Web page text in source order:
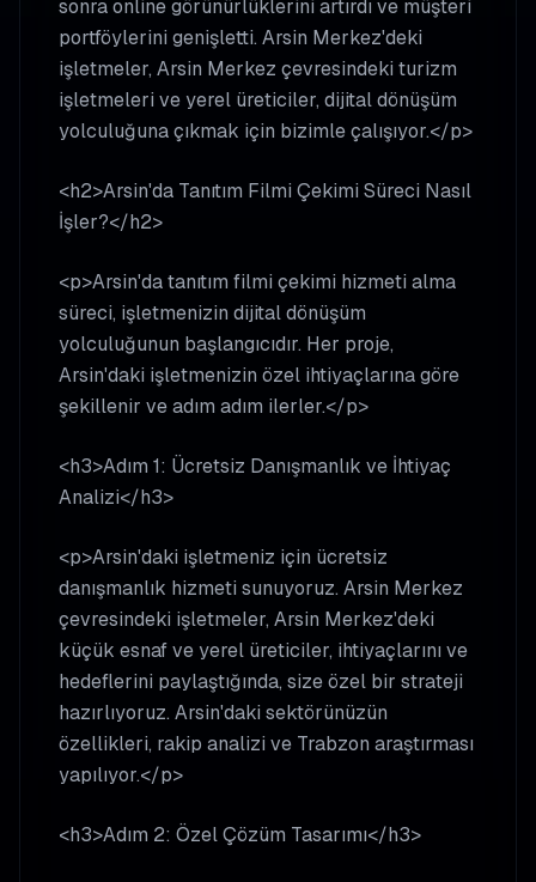
sonra online görünürlüklerini artırdı ve müşteri
portföylerini genişletti. Arsin Merkez'deki
işletmeler, Arsin Merkez çevresindeki turizm
işletmeleri ve yerel üreticiler, dijital dönüşüm
yolculuğuna çıkmak için bizimle çalışıyor.</p>
<h2>Arsin'da Tanıtım Filmi Çekimi Süreci Nasıl
İşler?</h2>
<p>Arsin'da tanıtım filmi çekimi hizmeti alma
süreci, işletmenizin dijital dönüşüm
yolculuğunun başlangıcıdır. Her proje,
Arsin'daki işletmenizin özel ihtiyaçlarına göre
şekillenir ve adım adım ilerler.</p>
<h3>Adım 1: Ücretsiz Danışmanlık ve İhtiyaç
Analizi</h3>
<p>Arsin'daki işletmeniz için ücretsiz
danışmanlık hizmeti sunuyoruz. Arsin Merkez
çevresindeki işletmeler, Arsin Merkez'deki
küçük esnaf ve yerel üreticiler, ihtiyaçlarını ve
hedeflerini paylaştığında, size özel bir strateji
hazırlıyoruz. Arsin'daki sektörünüzün
özellikleri, rakip analizi ve Trabzon araştırması
yapılıyor.</p>
<h3>Adım 2: Özel Çözüm Tasarımı</h3>